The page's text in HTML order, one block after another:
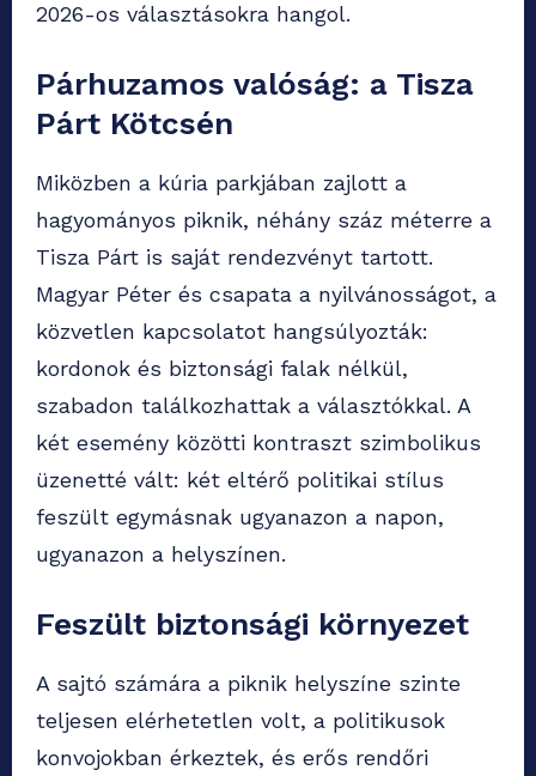
2026-os választásokra hangol.
Párhuzamos valóság: a Tisza
Párt Kötcsén
Miközben a kúria parkjában zajlott a
hagyományos piknik, néhány száz méterre a
Tisza Párt is saját rendezvényt tartott.
Magyar Péter és csapata a nyilvánosságot, a
közvetlen kapcsolatot hangsúlyozták:
kordonok és biztonsági falak nélkül,
szabadon találkozhattak a választókkal. A
két esemény közötti kontraszt szimbolikus
üzenetté vált: két eltérő politikai stílus
feszült egymásnak ugyanazon a napon,
ugyanazon a helyszínen.
Feszült biztonsági környezet
A sajtó számára a piknik helyszíne szinte
teljesen elérhetetlen volt, a politikusok
konvojokban érkeztek, és erős rendőri